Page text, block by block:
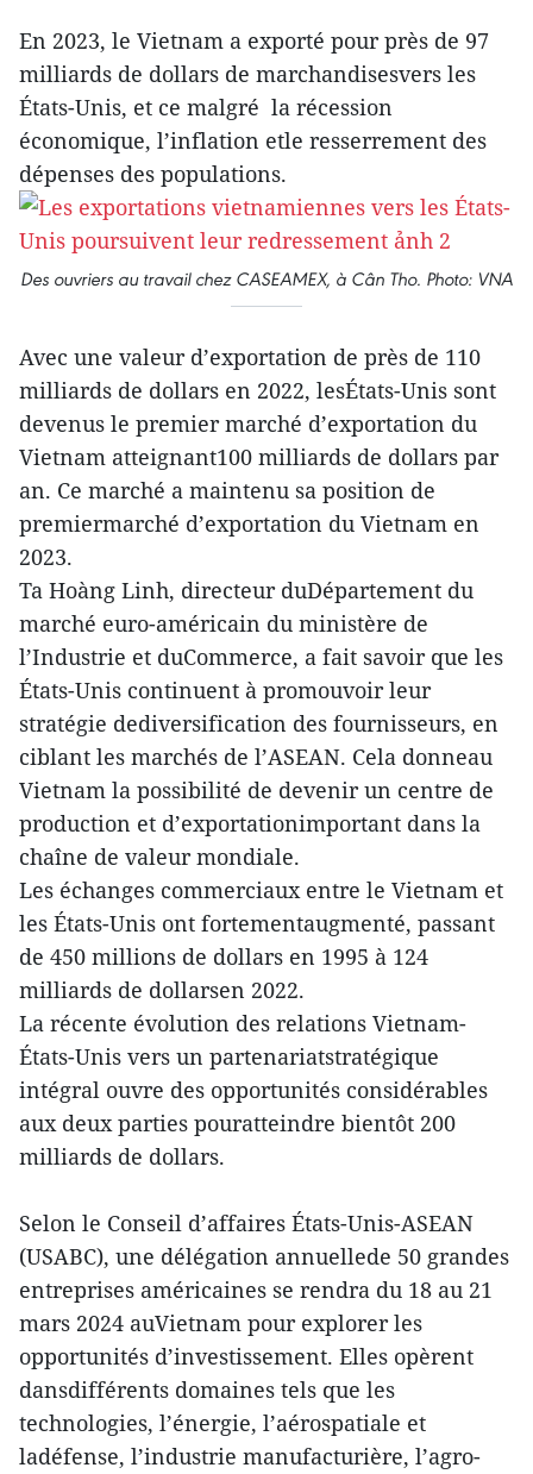
En 2023, le Vietnam a exporté pour près de 97
milliards de dollars de marchandisesvers les
États-Unis, et ce malgré la récession
économique, l’inflation etle resserrement des
dépenses des populations.
Des ouvriers au travail chez CASEAMEX, à Cân Tho. Photo: VNA
Avec une valeur d’exportation de près de 110
milliards de dollars en 2022, lesÉtats-Unis sont
devenus le premier marché d’exportation du
Vietnam atteignant100 milliards de dollars par
an. Ce marché a maintenu sa position de
premiermarché d’exportation du Vietnam en
2023.
Ta Hoàng Linh, directeur duDépartement du
marché euro-américain du ministère de
l’Industrie et duCommerce, a fait savoir que les
États-Unis continuent à promouvoir leur
stratégie dediversification des fournisseurs, en
ciblant les marchés de l’ASEAN. Cela donneau
Vietnam la possibilité de devenir un centre de
production et d’exportationimportant dans la
chaîne de valeur mondiale.
Les échanges commerciaux entre le Vietnam et
les États-Unis ont fortementaugmenté, passant
de 450 millions de dollars en 1995 à 124
milliards de dollarsen 2022.
La récente évolution des relations Vietnam-
États-Unis vers un partenariatstratégique
intégral ouvre des opportunités considérables
aux deux parties pouratteindre bientôt 200
milliards de dollars.
Selon le Conseil d’affaires États-Unis-ASEAN
(USABC), une délégation annuellede 50 grandes
entreprises américaines se rendra du 18 au 21
mars 2024 auVietnam pour explorer les
opportunités d’investissement. Elles opèrent
dansdifférents domaines tels que les
technologies, l’énergie, l’aérospatiale et
ladéfense, l’industrie manufacturière, l’agro-